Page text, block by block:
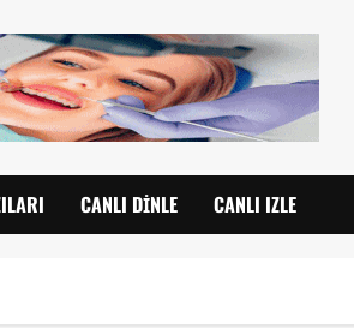
CANLI DINLE CANLI IZLE